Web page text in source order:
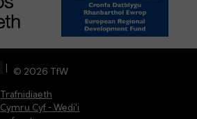
© 2026 TfW
Trafnidiaeth
Cymru Cyf - Wedi'i